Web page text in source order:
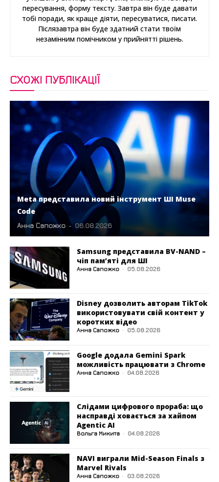
пересування, форму тексту. Завтра він буде давати
тобі поради, як краще діяти, пересуватися, писати.
Післязавтра він буде здатний стати твоїм
незамінним помічником у прийнятті рішень.
СХОЖІ ПУБЛІКАЦІЇ
Meta представила новий інструмент ШІ Muse
Code
Анна Сапожко - 06.08.2026
Samsung представила BV-NAND –
чіп пам’яті для ШІ
Анна Сапожко - 05.08.2026
Disney дозволить авторам TikTok
використовувати свій контент у
коротких відео
Анна Сапожко - 05.08.2026
Google додала Gemini Spark
можливість працювати з Chrome
Анна Сапожко - 04.08.2026
Слідами цифрового прораба: що
насправді ховається за хайпом
Agentic AI
Вольга Микита - 04.08.2026
NAVI виграли Mid-Season Finals з
Marvel Rivals
Анна Сапожко - 03.08.2026